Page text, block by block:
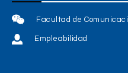
Facultad de
Empleabilidad